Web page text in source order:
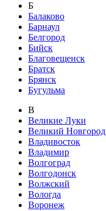
Б
Балаково
Барнаул
Белгород
Бийск
Благовещенск
Братск
Брянск
Бугульма
В
Великие Луки
Великий Новгород
Владивосток
Владимир
Волгоград
Волгодонск
Волжский
Вологда
Воронеж